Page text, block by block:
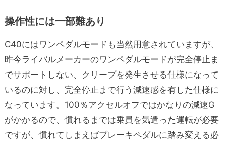
操作性には一部難あり
C40にはワンペダルモードも当然用意されていますが、
昨今ライバルメーカーのワンペダルモードが完全停止ま
でサポートしない、クリープを発生させる仕様になって
いるのに対し、完全停止まで行う減速感を有した仕様に
なっています。100％アクセルオフではかなりの減速G
がかかるので、慣れるまでは乗員を気遣った運転が必要
ですが、慣れてしまえばブレーキペダルに踏み変える必